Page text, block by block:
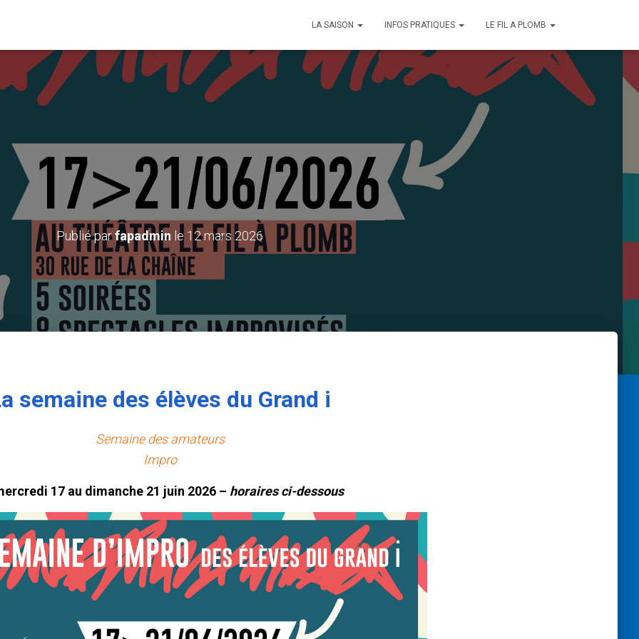
LA SAISON INFOS PRATIQUES LE FIL A PLOMB
élèves du Grand i – Du mercredi
21 juin 2026 – horaires variés
Publié parfapadmin le 12 mars 2026
semaine des élèves du Grand i
Semaine des amateurs
Impro
17 au dimanche 21 juin 2026 – horaires ci-dessous